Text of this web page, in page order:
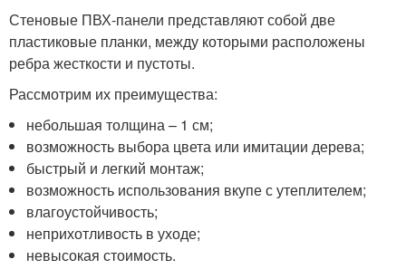
Стеновые ПВХ-панели представляют собой две
пластиковые планки, между которыми расположены
ребра жесткости и пустоты.
Рассмотрим их преимущества:
небольшая толщина – 1 см;
возможность выбора цвета или имитации дерева;
быстрый и легкий монтаж;
возможность использования вкупе с утеплителем;
влагоустойчивость;
неприхотливость в уходе;
невысокая стоимость.